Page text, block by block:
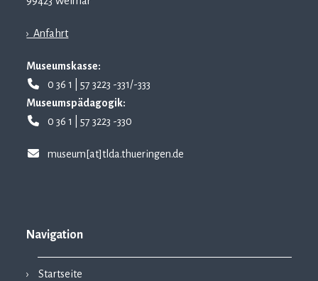
› Anfahrt
Museumskasse:
0 36 1 | 57 3223 -331/-333
Museumspädagogik:
0 36 1 | 57 3223 -330
museum[at]tlda.thueringen.de
Navigation
Startseite